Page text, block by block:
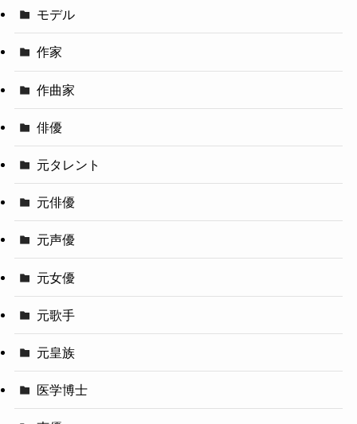
モデル
作家
作曲家
俳優
元タレント
元俳優
元声優
元女優
元歌手
元皇族
医学博士